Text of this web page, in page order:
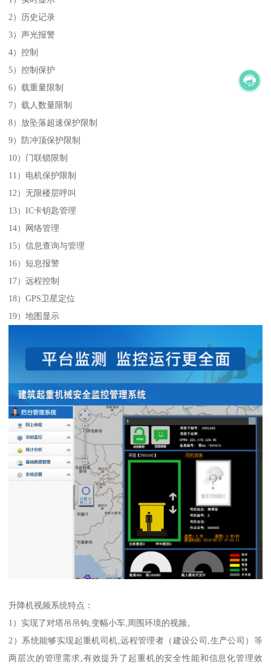
2）历史记录
3）声光报警
4）控制
5）控制保护
6）载重量限制
7）载人数量限制
8）放坠落超速保护限制
9）防冲顶保护限制
10）门联锁限制
11）电机保护限制
12）无限楼层呼叫
13）IC卡钥匙管理
14）网络管理
15）信息查询与管理
16）短息报警
17）远程控制
18）GPS卫星定位
19）地图显示
升降机视频系统特点：
1）实现了对塔吊吊钩,变幅小车,周围环境的视频。
2）系统能够实现起重机司机,远程管理者（建设公司,生产公司）等
两层次的管理需求,有效提升了起重机的安全性能和信息化管理效